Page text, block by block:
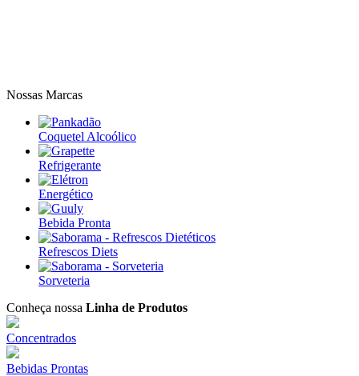
Nossas Marcas
Coquetel Alcoólico
Refrigerante
Energético
Bebida Pronta
Refrescos Diets
Sorveteria
Conheça nossa Linha de Produtos
Concentrados
Bebidas Prontas